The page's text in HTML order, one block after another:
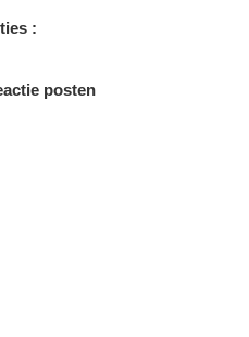
:
posten